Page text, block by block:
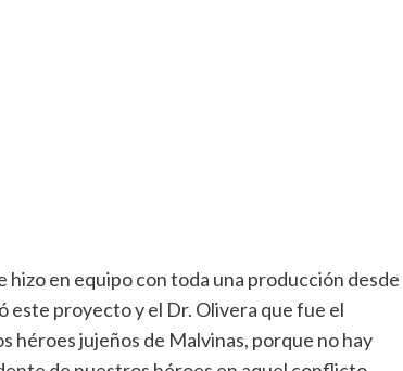
en equipo con toda una producción desde
este proyecto y el Dr. Olivera que fue el
héroes jujeños de Malvinas, porque no hay